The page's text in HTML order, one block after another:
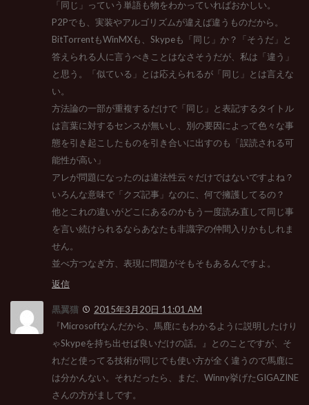
「同じ」っていう単語も物をわかっていればおかしい。
P2Pでも、実装やアルゴリズムが違えば違うものだから。
BitTorrentもWinMXも、Skypeも「同じ」か？「そうだ」と
答えられる人に言うべきことはなさそうだが、私は「違う」
と思う。「似ている」とは応えられるが「同じ」とは言えな
い。
方法論の一部が重複するだけで「同じ」と表記するタイトル
は言葉に対するセンスが無いし、別の要因によって色々な事
態を引き起こしたものを引き合いに出すのも「誤読される可
能性が高い」
アレが問題になったのは違法性云々だけではないですよね？
いろんな意味で「クズ記事」なのに、何で擁護してるの？
他とこれの違いがどこにあるのかもう一度読み直して同じ事
を言い続けられるならあなたも非識字の仲間入りかもしれま
せん。
並べ方つなぎ方、表現に問題がそもそもあるんですよ。
返信
黒翼猫
2015年3月20日 11:01 AM
『Microsoftなんだから、馬鹿にもわかるように説明したけり
ゃSkypeを持ち出せば良いだけの話。』とのことですが、そ
れだと使ってる技術が同じでも使い方が全く違うので馬鹿に
は分かんない。それだったら、まだ、Winny挙げたGIGAZINE
さんの方がましです。